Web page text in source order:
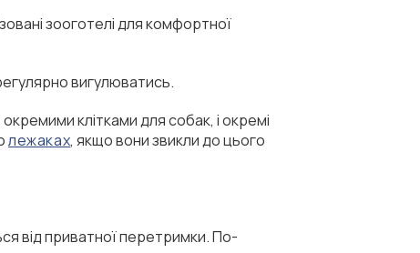
зооготелі для комфортної
вигулюватись.
клітками для собак, і окремі
лежаках, якщо вони звикли до цього
від приватної перетримки. По-